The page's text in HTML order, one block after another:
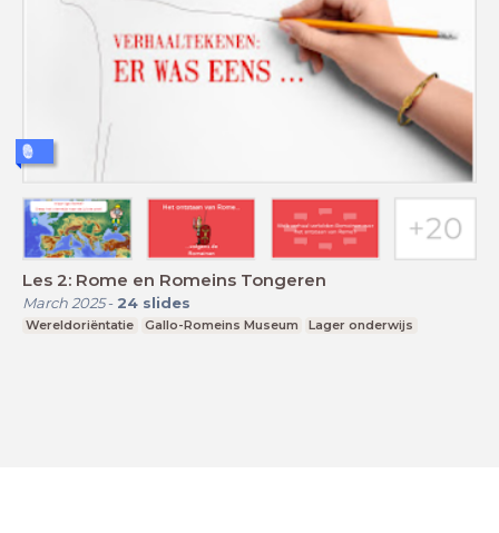
Les 2: Rome en Romeins Tongeren
March 2025- 24 slides
Wereldoriëntatie Gallo-Romeins Museum Lager onderwijs